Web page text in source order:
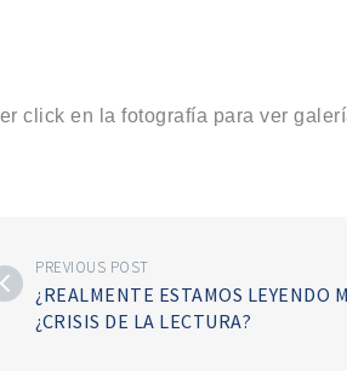
click en la fotografía para ver
PREVIOUS POST
¿REALMENTE ESTAMOS LEYENDO
¿CRISIS DE LA LECTURA?